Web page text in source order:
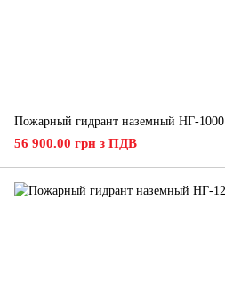
Пожарный гидрант наземный НГ-1000
56 900.00 грн з ПДВ